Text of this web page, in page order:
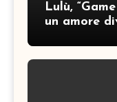
Lulù,
un amore